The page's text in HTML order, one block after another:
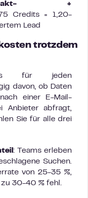
+
Credits = 1,20-
Lead
trotzdem
für jeden
davon, ob Daten
einer E-Mail-
Anbieter abfragt,
Sie für alle drei
: Teams erleben
Suchen.
von 25-35 %,
30-40 % fehl.